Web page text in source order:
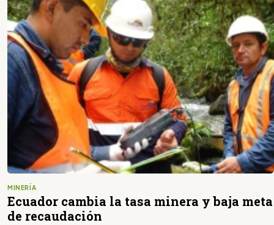
MINERÍA
Ecuador cambia la tasa minera y baja meta
de recaudación